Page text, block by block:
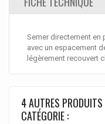
Semer directement en
avec un espacement
légèrement recouvert
4 AUTRES
CATÉGORIE :